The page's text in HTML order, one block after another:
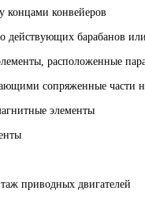
концами конвейеров
действующих барабанов
расположенные
сопряженные
элементы
приводных двигателей